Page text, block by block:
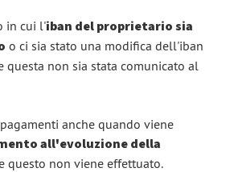
in cui l'iban del proprietario sia
o ci sia stato una modifica dell'iban
questa non sia stata comunicato al
anche quando viene
all'evoluzione della
questo non viene effettuato.